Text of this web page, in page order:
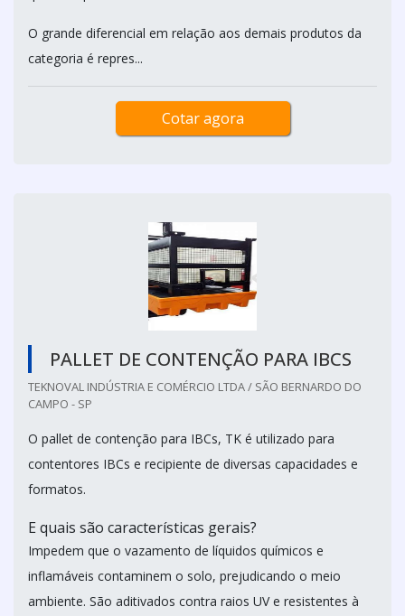
O grande diferencial em relação aos demais produtos da
categoria é repres...
Cotar agora
PALLET DE CONTENÇÃO PARA IBCS
TEKNOVAL INDÚSTRIA E COMÉRCIO LTDA / SÃO BERNARDO DO
CAMPO - SP
O pallet de contenção para IBCs, TK é utilizado para
contentores IBCs e recipiente de diversas capacidades e
formatos.
E quais são características gerais?
Impedem que o vazamento de líquidos químicos e
inflamáveis contaminem o solo, prejudicando o meio
ambiente. São aditivados contra raios UV e resistentes à